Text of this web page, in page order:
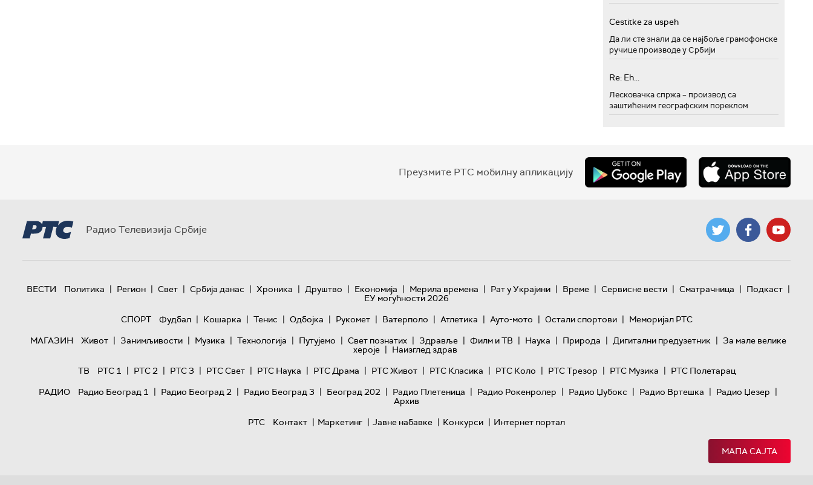
Cestitke za uspeh
Да ли сте знали да се најбоље грамофонске
ручице производе у Србији
Re: Eh...
Лесковачка спржа – производ са
заштићеним географским пореклом
Преузмите РТС мобилну апликацију
Радио Телевизија Србије
ВЕСТИ Политика | Регион | Свет | Србија данас | Хроника | Друштво | Економија | Мерила времена | Рат у Украјини | Време | Сервисне вести | Сматрачница | Подкаст |
ЕУ могућности 2026
СПОРТ
Фудбал | Кошарка | Тенис | Одбојка | Рукомет | Ватерполо | Атлетика | Ауто-мото | Остали спортови | Меморијал РТС
МАГАЗИН
Живот | Занимљивости | Музика | Технологијa | Путујемо | Свет познатих | Здравље | Филм и ТВ | Наука | Природа | Дигитални предузетник | За мале велике
хероје | Наизглед здрав
ТВ
РТС 1 | РТС 2 | РТС 3 | РТС Свет | РТС Наука | РТС Драма | РТС Живот | РТС Класика | РТС Коло | РТС Трезор | РТС Музика | РТС Полетарац
РАДИО
Радио Београд 1 | Радио Београд 2 | Радио Београд 3 | Београд 202 | Радио Плетеница | Радио Рокенролер | Радио Џубокс | Радио Вртешка | Радио Џезер |
Архив
РТС
Контакт | Маркетинг | Јавне набавке | Конкурси | Интернет портал
МАПА САЈТА